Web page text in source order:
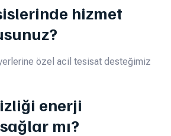
hizmet
özel acil tesisat desteğimiz
enerji
mı?